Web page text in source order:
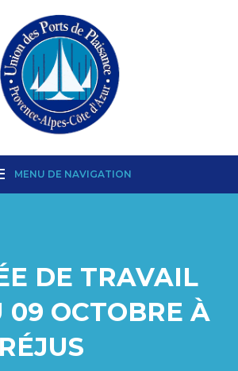
MENU DE NAVIGATION
DE TRAVAIL
09 OCTOBRE À